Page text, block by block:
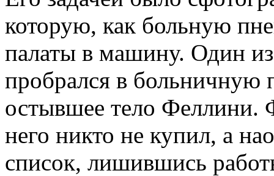
которую, как больную
палаты в машину. Один
пробрался в больничную
остывшее тело Феллини.
него никто не купил, а
список, лишившись